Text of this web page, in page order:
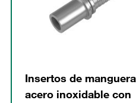
Insertos de
acero inoxidable con